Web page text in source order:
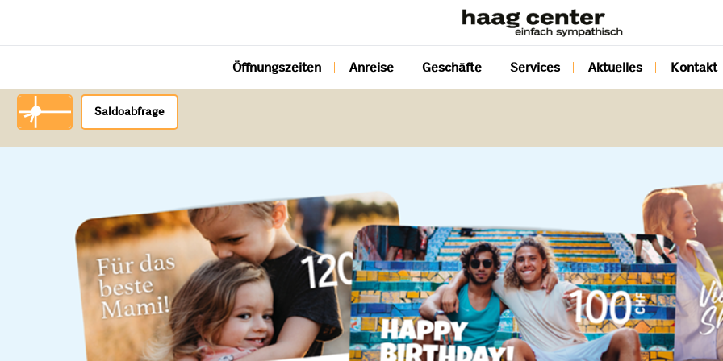
Öffnungszeiten Anreise Geschäfte Services Aktuelles Kontakt
Saldoabfrage